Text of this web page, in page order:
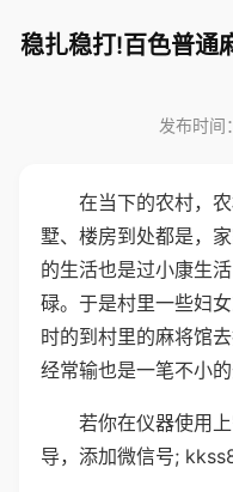
稳扎稳打!百色普通
发布时
在当下的农村，
墅、楼房到处都是，
的生活也是过小康生
碌。于是村里一些妇
时的到村里的麻将馆
经常输也是一笔不小的
若你在仪器使用
导，添加微信号;